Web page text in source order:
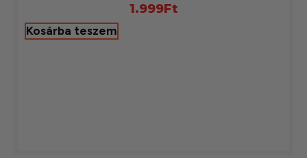
1.999Ft
Kosárba teszem